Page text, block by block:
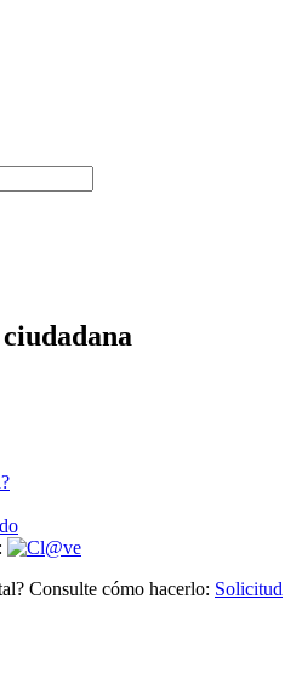
Consulte cómo hacerlo: Solicitud